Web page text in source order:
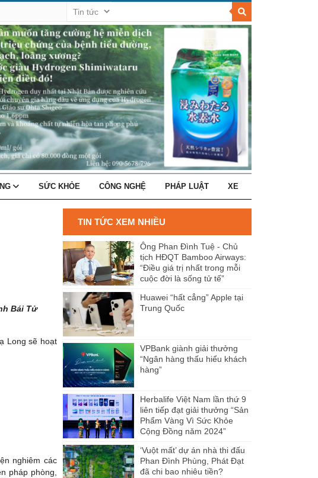
SỨC KHỎE CÔNG NGHỆ PHÁP LUẬT XE
Bái Tử
Long sẽ hoạt
nghiêm các
pháp phòng,
TIN TỨC XEM NHIỀU
Ông Phan Đình Tuệ - Chủ
tịch HĐQT Bamboo Airways:
“Điều giá trị nhất trong mỗi
cuộc đời là sống tử tế”
Huawei “hất cẳng” Apple tại
Trung Quốc
VPBank giành giải thưởng
“Ngân hàng thấu hiểu khách
hàng”
Herbalife Việt Nam lần thứ 9
liên tiếp đạt giải thưởng “Sản
Phẩm Vàng Vì Sức Khỏe
Cộng Đồng năm 2024”
‘Vuột mất’ dự án nhà thi đấu
Phan Đình Phùng, Phát Đạt
đã chi bao nhiêu tiền?